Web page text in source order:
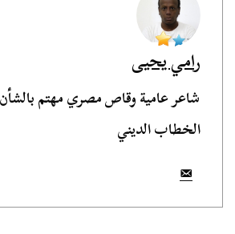
رامي يحيى
شاعر عامية وقاص مصري مهتم بالشأن
الخطاب الديني